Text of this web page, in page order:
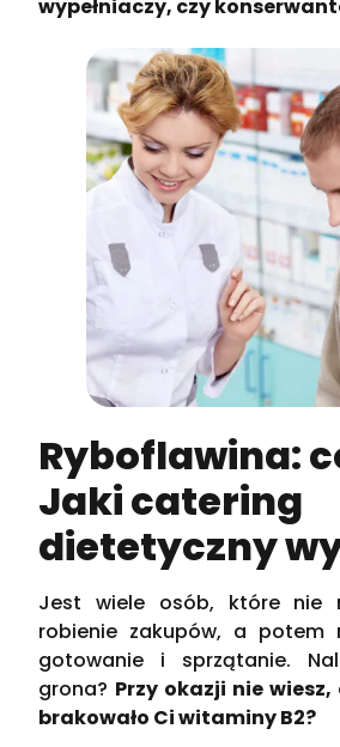
wypełniaczy, czy
Ryboflawina:
Jaki catering
dietetyczny
Jest wiele osób, które nie
robienie zakupów, a potem
gotowanie i sprzątanie.
grona? Przy okazji nie
brakowało Ci witaminy B2?